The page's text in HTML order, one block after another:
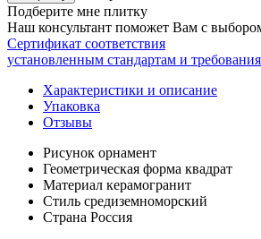
Подберите мне плитку
Наш консультант поможет Вам с
Сертификат соответствия
установленным стандартам и
Характеристики и описание
Упаковка
Отзывы
Рисунок орнамент
Геометрическая форма квадрат
Материал керамогранит
Стиль средиземноморский
Страна Россия